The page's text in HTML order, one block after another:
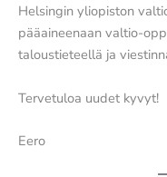
Helsingin yliopiston
pääaineenaan valtio-
taloustieteellä ja
Tervetuloa uudet kyvyt!
Eero